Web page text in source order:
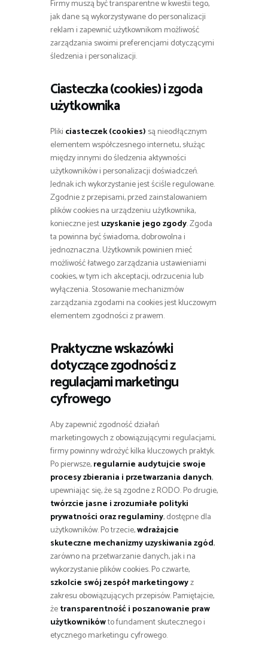
Firmy muszą być transparentne w kwestii tego,
jak dane są wykorzystywane do personalizacji
reklam i zapewnić użytkownikom możliwość
zarządzania swoimi preferencjami dotyczącymi
śledzenia i personalizacji.
Ciasteczka (cookies) i zgoda
użytkownika
Pliki ciasteczek (cookies) są nieodłącznym
elementem współczesnego internetu, służąc
między innymi do śledzenia aktywności
użytkowników i personalizacji doświadczeń.
Jednak ich wykorzystanie jest ściśle regulowane.
Zgodnie z przepisami, przed zainstalowaniem
plików cookies na urządzeniu użytkownika,
konieczne jestuzyskanie jego zgody. Zgoda
ta powinna być świadoma, dobrowolna i
jednoznaczna. Użytkownik powinien mieć
możliwość łatwego zarządzania ustawieniami
cookies, w tym ich akceptacji, odrzucenia lub
wyłączenia. Stosowanie mechanizmów
zarządzania zgodami na cookies jest kluczowym
elementem zgodności z prawem.
Praktyczne wskazówki
dotyczące zgodności z
regulacjami marketingu
cyfrowego
Aby zapewnić zgodność działań
marketingowych z obowiązującymi regulacjami,
firmy powinny wdrożyć kilka kluczowych praktyk.
Po pierwsze,regularnie audytujcie swoje
procesy zbierania i przetwarzania danych,
upewniając się, że są zgodne z RODO. Po drugie,
twórzcie jasne i zrozumiałe polityki
prywatności oraz regulaminy, dostępne dla
użytkowników. Po trzecie,wdrażajcie
skuteczne mechanizmy uzyskiwania zgód,
zarówno na przetwarzanie danych, jak i na
wykorzystanie plików cookies. Po czwarte,
szkolcie swój zespół marketingowyz
zakresu obowiązujących przepisów. Pamiętajcie,
żetransparentność i poszanowanie praw
użytkownikówto fundament skutecznego i
etycznego marketingu cyfrowego.